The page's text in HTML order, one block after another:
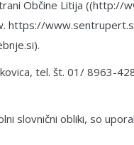
Občine Litija ((http://
https://
tel. št. 01/ 8963-
slovnični obliki, so